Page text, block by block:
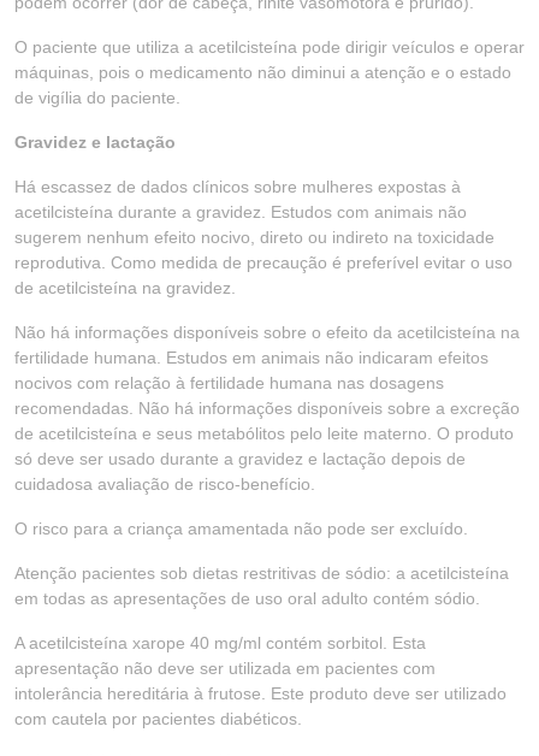
O paciente que utiliza a acetilcisteína pode dirigir veículos e operar
máquinas, pois o medicamento não diminui a atenção e o estado
de vigília do paciente.
Gravidez e lactação
Há escassez de dados clínicos sobre mulheres expostas à
acetilcisteína durante a gravidez. Estudos com animais não
sugerem nenhum efeito nocivo, direto ou indireto na toxicidade
reprodutiva. Como medida de precaução é preferível evitar o uso
de acetilcisteína na gravidez.
Não há informações disponíveis sobre o efeito da acetilcisteína na
fertilidade humana. Estudos em animais não indicaram efeitos
nocivos com relação à fertilidade humana nas dosagens
recomendadas. Não há informações disponíveis sobre a excreção
de acetilcisteína e seus metabólitos pelo leite materno. O produto
só deve ser usado durante a gravidez e lactação depois de
cuidadosa avaliação de risco-benefício.
O risco para a criança amamentada não pode ser excluído.
Atenção pacientes sob dietas restritivas de sódio: a acetilcisteína
em todas as apresentações de uso oral adulto contém sódio.
A acetilcisteína xarope 40 mg/ml contém sorbitol. Esta
apresentação não deve ser utilizada em pacientes com
intolerância hereditária à frutose. Este produto deve ser utilizado
com cautela por pacientes diabéticos.